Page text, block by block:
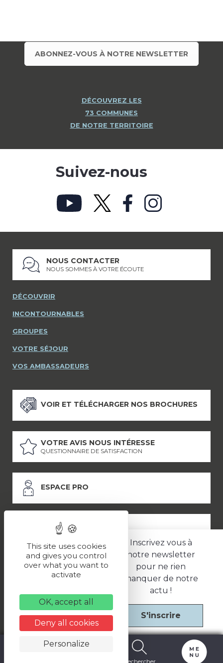
Rechercher
Inscrivez vous à
notre newsletter
pour ne rien
manquer de notre
actu !
S'inscrire
ABONNEZ-VOUS À NOTRE NEWSLETTER
DÉCOUVREZ LES
73 COMMUNES
DE NOTRE TERRITOIRE
Suivez-nous
NOUS CONTACTER
NOUS SOMMES À VOTRE ÉCOUTE
DÉCOUVRIR
INCONTOURNABLES
GROUPES
VOTRE SÉJOUR
VOS AMBASSADEURS
VOIR ET TÉLÉCHARGER NOS BROCHURES
VOTRE AVIS NOUS INTÉRESSE
QUESTIONNAIRE DE SATISFACTION
ESPACE PRO
ESPACE PRESSE
LES PARTENAIRES
Politique de confidentialité
Une réalisation
This site uses cookies
and gives you control
over what you want to
activate
OK, accept all
Deny all cookies
Personalize